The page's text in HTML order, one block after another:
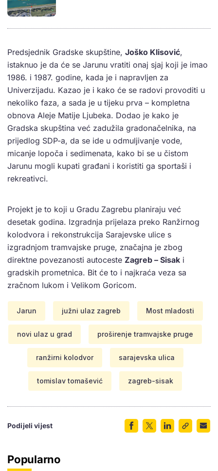
Predsjednik Gradske skupštine, Joško Klisović,
istaknuo je da će se Jarunu vratiti onaj sjaj koji je imao
1986. i 1987. godine, kada je i napravljen za
Univerzijadu. Kazao je i kako će se radovi provoditi u
nekoliko faza, a sada je u tijeku prva – kompletna
obnova Aleje Matije Ljubeka. Dodao je kako je
Gradska skupština već zadužila gradonačelnika, na
prijedlog SDP-a, da se ide u odmuljivanje vode,
micanje lopoča i sedimenata, kako bi se u čistom
Jarunu mogli kupati građani i koristiti ga sportaši i
rekreativci.
Projekt je to koji u Gradu Zagrebu planiraju već
desetak godina. Izgradnja prijelaza preko Ranžirnog
kolodvora i rekonstrukcija Sarajevske ulice s
izgradnjom tramvajske pruge, značajna je zbog
direktne povezanosti autoceste Zagreb – Sisak i
gradskih prometnica. Bit će to i najkraća veza sa
zračnom lukom i Velikom Goricom.
Jarun južni ulaz zagreb Most mladosti
novi ulaz u grad proširenje tramvajske pruge
ranžirni kolodvor sarajevska ulica
tomislav tomašević zagreb-sisak
Podijeli vijest
Popularno